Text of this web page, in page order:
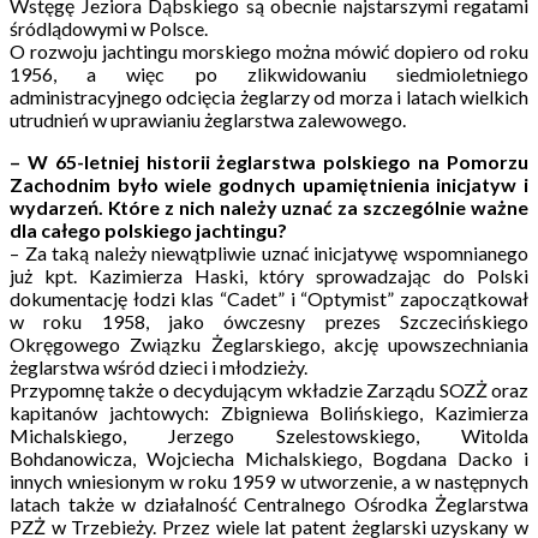
Wstęgę Jeziora Dąbskiego są obecnie najstarszymi regatami
śródlądowymi w Polsce.
O rozwoju jachtingu morskiego można mówić dopiero od roku
1956, a więc po zlikwidowaniu siedmioletniego
administracyjnego odcięcia żeglarzy od morza i latach wielkich
utrudnień w uprawianiu żeglarstwa zalewowego.
– W 65-letniej historii żeglarstwa polskiego na Pomorzu
Zachodnim było wiele godnych upamiętnienia inicjatyw i
wydarzeń. Które z nich należy uznać za szczególnie ważne
dla całego polskiego jachtingu?
– Za taką należy niewątpliwie uznać inicjatywę wspomnianego
już kpt. Kazimierza Haski, który sprowadzając do Polski
dokumentację łodzi klas “Cadet” i “Optymist” zapoczątkował
w roku 1958, jako ówczesny prezes Szczecińskiego
Okręgowego Związku Żeglarskiego, akcję upowszechniania
żeglarstwa wśród dzieci i młodzieży.
Przypomnę także o decydującym wkładzie Zarządu SOZŻ oraz
kapitanów jachtowych: Zbigniewa Bolińskiego, Kazimierza
Michalskiego, Jerzego Szelestowskiego, Witolda
Bohdanowicza, Wojciecha Michalskiego, Bogdana Dacko i
innych wniesionym w roku 1959 w utworzenie, a w następnych
latach także w działalność Centralnego Ośrodka Żeglarstwa
PZŻ w Trzebieży. Przez wiele lat patent żeglarski uzyskany w